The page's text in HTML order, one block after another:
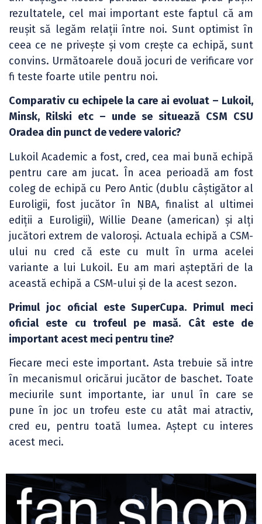
rezultatele, cel mai important este faptul că am
reușit să legăm relații între noi. Sunt optimist în
ceea ce ne privește și vom crește ca echipă, sunt
convins. Următoarele două jocuri de verificare vor
fi teste foarte utile pentru noi.
Comparativ cu echipele la care ai evoluat – Lukoil,
Minsk, Rilski etc – unde se situează CSM CSU
Oradea din punct de vedere valoric?
Lukoil Academic a fost, cred, cea mai bună echipă
pentru care am jucat. În acea perioadă am fost
coleg de echipă cu Pero Antic (dublu câștigător al
Euroligii, fost jucător în NBA, finalist al ultimei
ediții a Euroligii), Willie Deane (american) și alți
jucători extrem de valoroși. Actuala echipă a CSM-
ului nu cred că este cu mult în urma acelei
variante a lui Lukoil. Eu am mari așteptări de la
această echipă a CSM-ului și de la acest sezon.
Primul joc oficial este SuperCupa. Primul meci
oficial este cu trofeul pe masă. Cât este de
important acest meci pentru tine?
Fiecare meci este important. Asta trebuie să intre
în mecanismul oricărui jucător de baschet. Toate
meciurile sunt importante, iar unul în care se
pune în joc un trofeu este cu atât mai atractiv,
cred eu, pentru toată lumea. Aștept cu interes
acest meci.